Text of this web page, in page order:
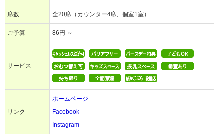
席数 全20席（カウンター4席、個室1室）
ご予算 86円 ～
サービス
リンク
ホームページ
Facebook
Instagram